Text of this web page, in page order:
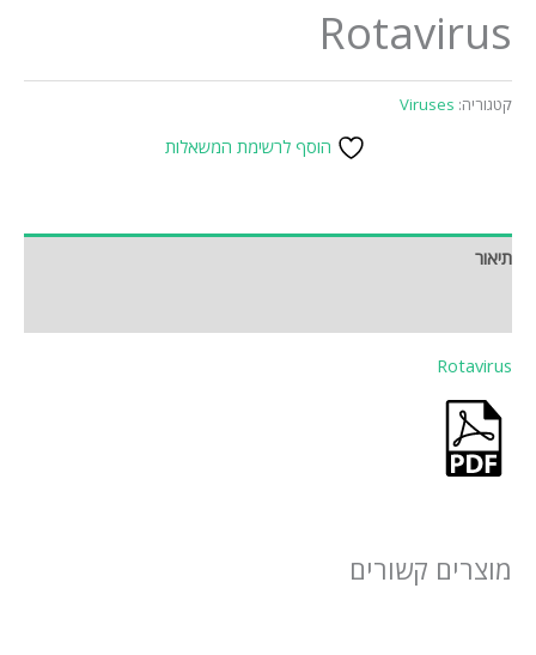
Rotavirus
קטגוריה: Viruses
הוסף לרשימת המשאלות
תיאור
Rotavirus
מוצרים קשורים